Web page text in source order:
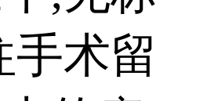
手术留